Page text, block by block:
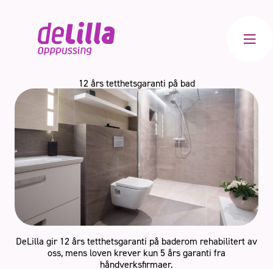
Meny
Kjøkken
Innvendig Totalrenovering
12 års tetthetsgaranti på bad
DeLilla gir 12 års tetthetsgaranti på baderom rehabilitert av
oss, mens loven krever kun 5 års garanti fra
håndverksfirmaer.